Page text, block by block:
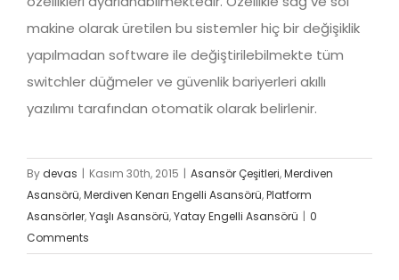
makine olarak üretilen bu sistemler hiç bir değişiklik
yapılmadan software ile değiştirilebilmekte tüm
switchler düğmeler ve güvenlik bariyerleri akıllı
yazılımı tarafından otomatik olarak belirlenir.
Bydevas | Kasım 30th, 2015 | Asansör Çeşitleri,Merdiven
Asansörü,Merdiven Kenarı Engelli Asansörü,Platform
Asansörler,Yaşlı Asansörü,Yatay Engelli Asansörü | 0
Comments